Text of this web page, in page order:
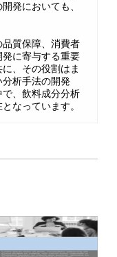
発においても、
質保障、消費者
に寄与する重要
、その役割はま
析手法の開発
、飲料成分分析
なっています。